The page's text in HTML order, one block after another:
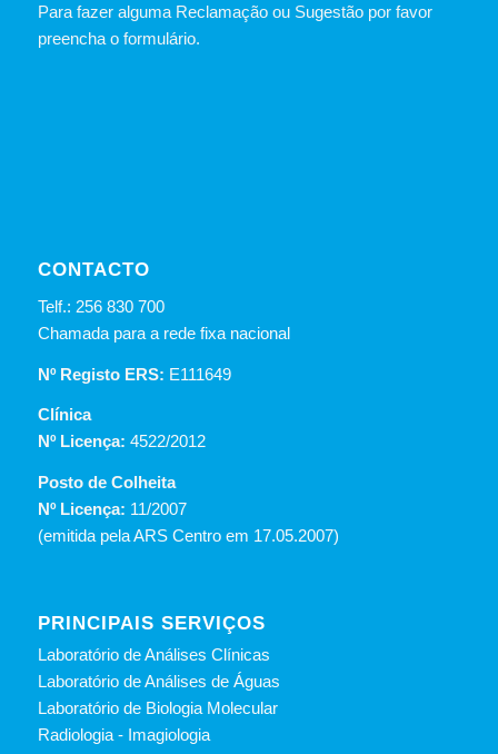
Para fazer alguma Reclamação ou Sugestão por favor
preencha o formulário.
CONTACTO
Telf.: 256 830 700
Chamada para a rede fixa nacional
Nº Registo ERS: E111649
Clínica
Nº Licença: 4522/2012
Posto de Colheita
Nº Licença: 11/2007
(emitida pela ARS Centro em 17.05.2007)
PRINCIPAIS SERVIÇOS
Laboratório de Análises Clínicas
Laboratório de Análises de Águas
Laboratório de Biologia Molecular
Radiologia - Imagiologia